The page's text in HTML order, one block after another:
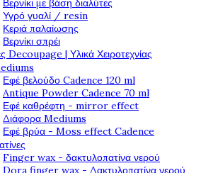
Βερνίκι με βάση διαλύτες
Υγρό γυαλί / resin
Κεριά παλαίωσης
Βερνίκι σπρέι
Decoupage | Υλικά Χειροτεχνίας
Εφέ βελούδο Cadence 120 ml
Antique Powder Cadence 70 ml
Εφέ καθρέφτη - mirror effect
Διάφορα Mediums
Εφέ βρύα - Moss effect Cadence
Finger wax - δακτυλοπατίνα νερού
Dora finger wax - Δακτυλοπατίνα νερού